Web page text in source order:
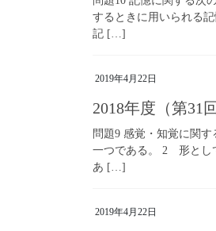
するときに用いられる
記 […]
2019年4月22日
2018年度（第
問題9 感覚・知覚に関
一つである。 2 形とし
あ […]
2019年4月22日